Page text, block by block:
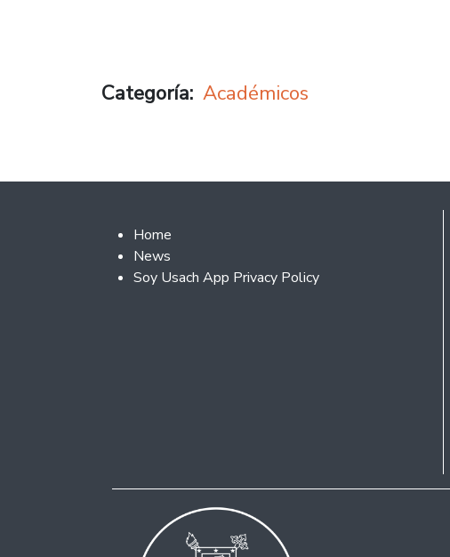
Categoría Académicos
Footer 2
Home
News
Soy Usach App Privacy Policy